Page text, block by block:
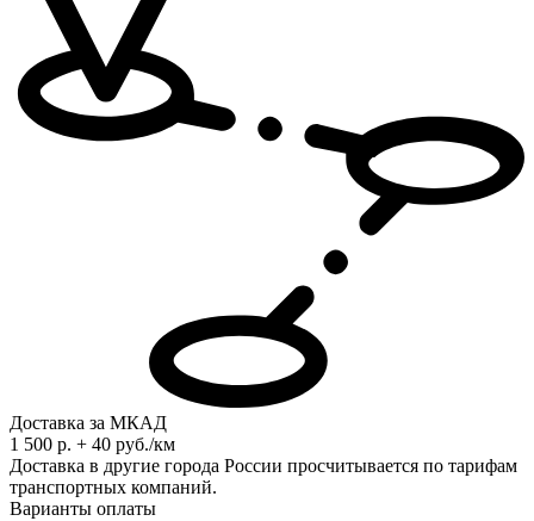
Доставка за МКАД
1 500 р. + 40 руб./км
Доставка в другие города России просчитывается по тарифам
транспортных компаний.
Варианты оплаты